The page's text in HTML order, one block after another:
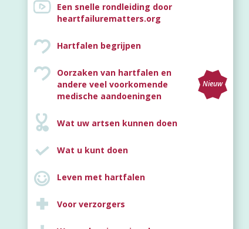
Een snelle rondleiding door
heartfailurematters.org
Hartfalen begrijpen
Oorzaken van hartfalen en
andere veel voorkomende
medische aandoeningen
Nieuw
Wat uw artsen kunnen doen
Wat u kunt doen
Leven met hartfalen
Voor verzorgers